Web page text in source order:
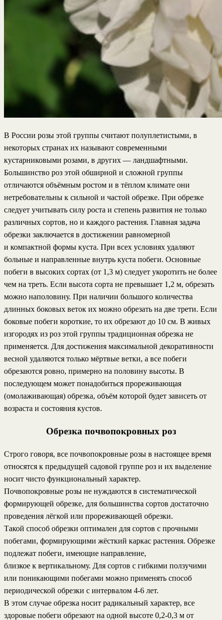
В России розы этой группы считают полуплетистыми, в
некоторых странах их называют современными
кустарниковыми розами, в других — ландшафтными.
Большинство роз этой обширной и сложной группы
отличаются объёмным ростом и в тёплом климате они
нетребовательны к сильной и частой обрезке. При обрезке
следует учитывать силу роста и степень развития не только
различных сортов, но и каждого растения. Главная задача
обрезки заключается в достижении равномерной
и компактной формы куста. При всех условиях удаляют
больные и направленные внутрь куста побеги. Основные
побеги в высоких сортах (от 1,3 м) следует укоротить не более
чем на треть. Если высота сорта не превышает 1,2 м, обрезать
можно наполовину. При наличии большого количества
длинных боковых веток их можно обрезать на две трети. Если
боковые побеги короткие, то их обрезают до 10 см. В живых
изгородях из роз этой группы традиционная обрезка не
применяется. Для достижения максимальной декоративности
весной удаляются только мёртвые ветки, а все побеги
обрезаются ровно, примерно на половину высоты. В
последующем может понадобиться прореживающая
(омолаживающая) обрезка, объём которой будет зависеть от
возраста и состояния кустов.
Обрезка почвопокровных роз
Строго говоря, все почвопокровные розы в настоящее время
относятся к предыдущей садовой группе роз и их выделение
носит чисто функциональный характер.
Почвопокровные розы не нуждаются в систематической
формирующей обрезке, для большинства сортов достаточно
проведения лёгкой или прореживающей обрезки.
Такой способ обрезки оптимален для сортов с прочными
побегами, формирующими жёсткий каркас растения. Обрезке
подлежат побеги, имеющие направление,
близкое к вертикальному. Для сортов с гибкими ползучими
или поникающими побегами можно применять способ
периодической обрезки с интервалом 4-6 лет.
В этом случае обрезка носит радикальный характер, все
здоровые побеги обрезают на одной высоте 0,2-0,3 м от